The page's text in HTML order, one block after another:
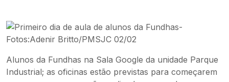
Alunos da Fundhas na Sala Google da unidade Parque
Industrial; as oficinas estão previstas para começarem